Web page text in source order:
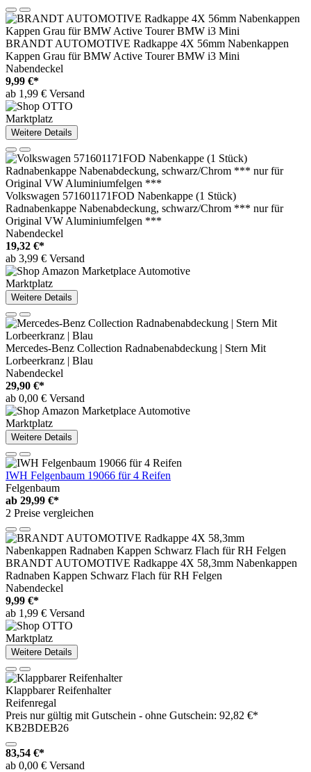
BRANDT AUTOMOTIVE Radkappe 4X 56mm Nabenkappen
Kappen Grau für BMW Active Tourer BMW i3 Mini
Nabendeckel
9,99 €*
ab 1,99 € Versand
Marktplatz
Weitere Details
Volkswagen 571601171FOD Nabenkappe (1 Stück)
Radnabenkappe Nabenabdeckung, schwarz/Chrom *** nur für
Original VW Aluminiumfelgen ***
Nabendeckel
19,32 €*
ab 3,99 € Versand
Marktplatz
Weitere Details
Mercedes-Benz Collection Radnabenabdeckung | Stern Mit
Lorbeerkranz | Blau
Nabendeckel
29,90 €*
ab 0,00 € Versand
Marktplatz
Weitere Details
IWH Felgenbaum 19066 für 4 Reifen
Felgenbaum
ab 29,99 €*
2 Preise vergleichen
BRANDT AUTOMOTIVE Radkappe 4X 58,3mm Nabenkappen
Radnaben Kappen Schwarz Flach für RH Felgen
Nabendeckel
9,99 €*
ab 1,99 € Versand
Marktplatz
Weitere Details
Klappbarer Reifenhalter
Reifenregal
Preis nur gültig mit Gutschein - ohne Gutschein: 92,82 €*
KB2BDEB26
83,54 €*
ab 0,00 € Versand